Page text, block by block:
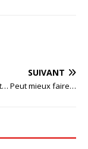
SUIVANT
Peut mieux faire…